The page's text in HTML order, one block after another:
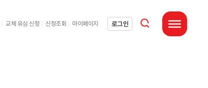
교체 유심 신청 신청조회 마이페이지 로그인
통합검색 열기
전체메뉴 열기